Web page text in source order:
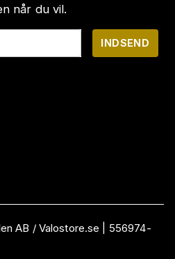
når du vil.
INDSEND
AB / Valostore.se | 556974-